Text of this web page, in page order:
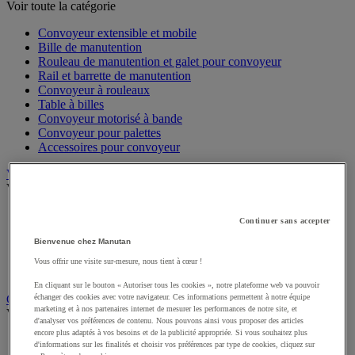
Voir toute la catégorie
Convoyeur extensible et mobile
Bille de manutention
Rouleau de manutention et galet pour convoyeur
Rail et barrette de manutention
Convoyeur à rouleaux
Table à billes
Convoyeur motorisé à bande
Convoyeur pour palettes
Accessoires pour convoyeur
Vestiaire
Voir toute la catégorie
Vestiaire utilisation spécifique
Vestiaire monocase
Cabine et cloison d'atelier
Voir toute la catégorie
Cabine d'atelier
Continuer sans accepter
Bienvenue chez Manutan
Vous offrir une visite sur-mesure, nous tient à cœur !
En cliquant sur le bouton « Autoriser tous les cookies », notre plateforme web va pouvoir
échanger des cookies avec votre navigateur. Ces informations permettent à notre équipe
marketing et à nos partenaires internet de mesurer les performances de notre site, et
d'analyser vos préférences de contenu. Nous pouvons ainsi vous proposer des articles
encore plus adaptés à vos besoins et de la publicité appropriée. Si vous souhaitez plus
d'informations sur les finalités et choisir vos préférences par type de cookies, cliquez sur